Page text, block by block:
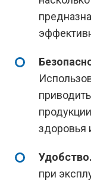
Удобство.
при